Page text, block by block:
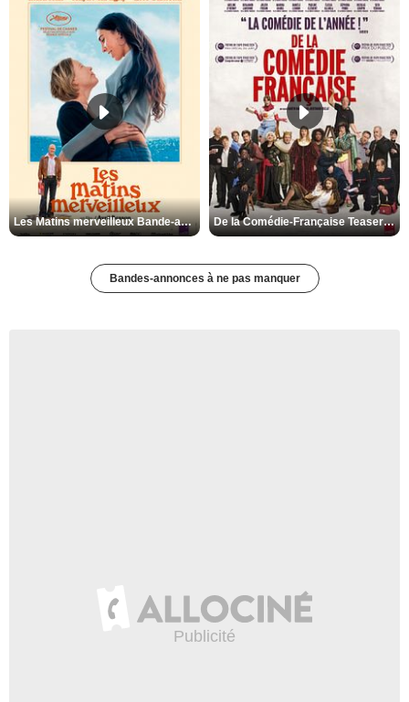
Les Matins merveilleux Bande-annonce VF De la Comédie-Française Teaser VF
Bandes-annonces à ne pas manquer